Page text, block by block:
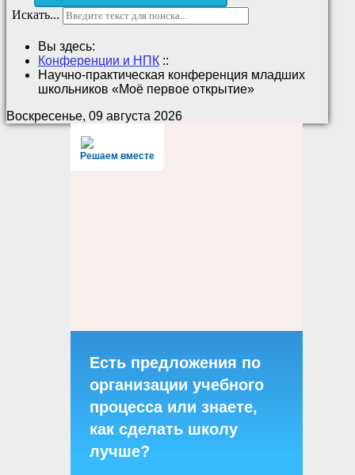
Искать...
Вы здесь:
Конференции и НПК ::
Научно-практическая конференция младших
школьников «Моё первое открытие»
Воскресенье, 09 августа 2026
Решаем вместе
Есть предложения по
организации учебного
процесса или знаете,
как сделать школу
лучше?